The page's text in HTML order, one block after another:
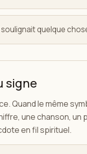
quelque
signe
Quand le même
une chanson,
en fil spirituel.